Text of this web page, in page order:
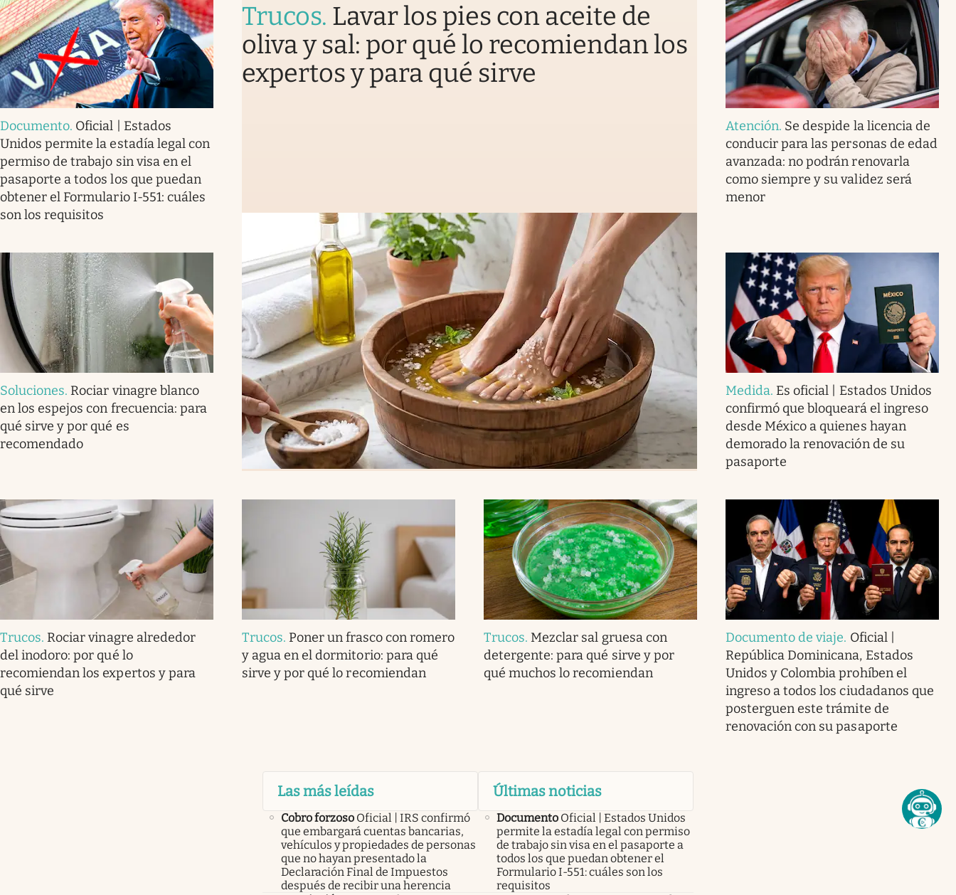
Documento. Oficial | Estados
Unidos permite la estadía legal con
permiso de trabajo sin visa en el
pasaporte a todos los que puedan
obtener el Formulario I-551: cuáles
son los requisitos
Trucos. Lavar los pies con aceite de
oliva y sal: por qué lo recomiendan los
expertos y para qué sirve
Atención. Se despide la licencia de
conducir para las personas de edad
avanzada: no podrán renovarla
como siempre y su validez será
menor
Soluciones. Rociar vinagre blanco
en los espejos con frecuencia: para
qué sirve y por qué es
recomendado
Medida. Es oficial | Estados Unidos
confirmó que bloqueará el ingreso
desde México a quienes hayan
demorado la renovación de su
pasaporte
Trucos. Rociar vinagre alrededor
del inodoro: por qué lo
recomiendan los expertos y para
qué sirve
Trucos. Poner un frasco con romero
y agua en el dormitorio: para qué
sirve y por qué lo recomiendan
Trucos. Mezclar sal gruesa con
detergente: para qué sirve y por
qué muchos lo recomiendan
Documento de viaje. Oficial |
República Dominicana, Estados
Unidos y Colombia prohíben el
ingreso a todos los ciudadanos que
posterguen este trámite de
renovación con su pasaporte
Las más leídas
Cobro forzoso Oficial | IRS confirmó
que embargará cuentas bancarias,
vehículos y propiedades de personas
que no hayan presentado la
Declaración Final de Impuestos
después de recibir una herencia
Últimas noticias
Documento Oficial | Estados Unidos
permite la estadía legal con permiso
de trabajo sin visa en el pasaporte a
todos los que puedan obtener el
Formulario I-551: cuáles son los
requisitos